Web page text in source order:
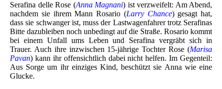
Serafina delle Rose (Anna Magnani) ist verzweifelt: Am Abend,
nachdem sie ihrem Mann Rosario (Larry Chance) gesagt hat,
dass sie schwanger ist, muss der Lastwagenfahrer trotz Serafinas
Bitte dazubleiben noch unbedingt auf die Straße. Rosario kommt
bei einem Unfall ums Leben und Serafina vergräbt sich in
Trauer. Auch ihre inzwischen 15-jährige Tochter Rose (Marisa
Pavan) kann ihr offensichtlich dabei nicht helfen. Im Gegenteil:
Aus Sorge um ihr einziges Kind, beschützt sie Anna wie eine
Glucke.